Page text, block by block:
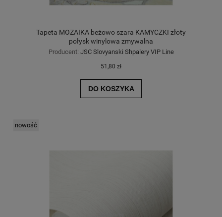
Tapeta MOZAIKA beżowo szara KAMYCZKI złoty
połysk winylowa zmywalna
Producent: JSC Slovyanski Shpalery VIP Line
51,80 zł
DO KOSZYKA
nowość